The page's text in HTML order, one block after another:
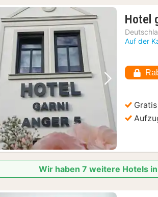
Bild Nächstes
Hotel
Auf der
Wir haben 7 weitere Hotels
und Sonntagen